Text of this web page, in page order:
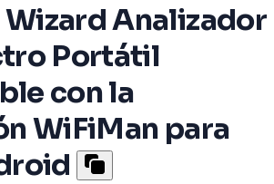
Analizador
Portátil
con la
WiFiMan para